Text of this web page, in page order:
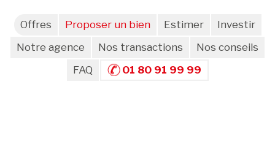
Offres Proposer un bien Estimer
Investir
Notre agence
Nos transactions
Nos conseils
FAQ
01 80 91 99 99